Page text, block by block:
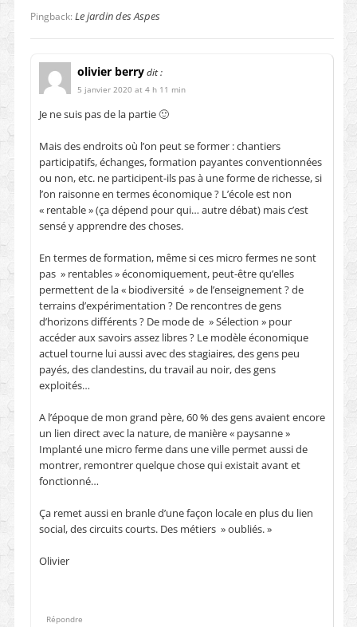
Pingback: Le jardin des Aspes
olivier berry dit :
5 janvier 2020 at 4 h 11 min
Je ne suis pas de la partie 🙂
Mais des endroits où l’on peut se former : chantiers
participatifs, échanges, formation payantes conventionnées
ou non, etc. ne participent-ils pas à une forme de richesse, si
l’on raisonne en termes économique ? L’école est non
« rentable » (ça dépend pour qui… autre débat) mais c’est
sensé y apprendre des choses.
En termes de formation, même si ces micro fermes ne sont
pas » rentables » économiquement, peut-être qu’elles
permettent de la « biodiversité » de l’enseignement ? de
terrains d’expérimentation ? De rencontres de gens
d’horizons différents ? De mode de » Sélection » pour
accéder aux savoirs assez libres ? Le modèle économique
actuel tourne lui aussi avec des stagiaires, des gens peu
payés, des clandestins, du travail au noir, des gens
exploités…
A l’époque de mon grand père, 60 % des gens avaient encore
un lien direct avec la nature, de manière « paysanne »
Implanté une micro ferme dans une ville permet aussi de
montrer, remontrer quelque chose qui existait avant et
fonctionné…
Ça remet aussi en branle d’une façon locale en plus du lien
social, des circuits courts. Des métiers » oubliés. »
Olivier
Répondre